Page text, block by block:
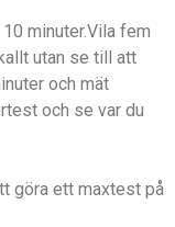
minuter.Vila fem
utan se till att
och mät
och se var du
göra ett maxtest på